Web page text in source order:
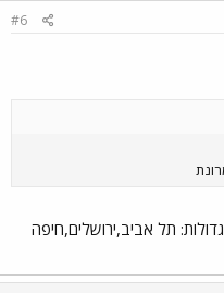
#6
15:00 בערים הגדולות: תל אביב,ירושלים,חיפה